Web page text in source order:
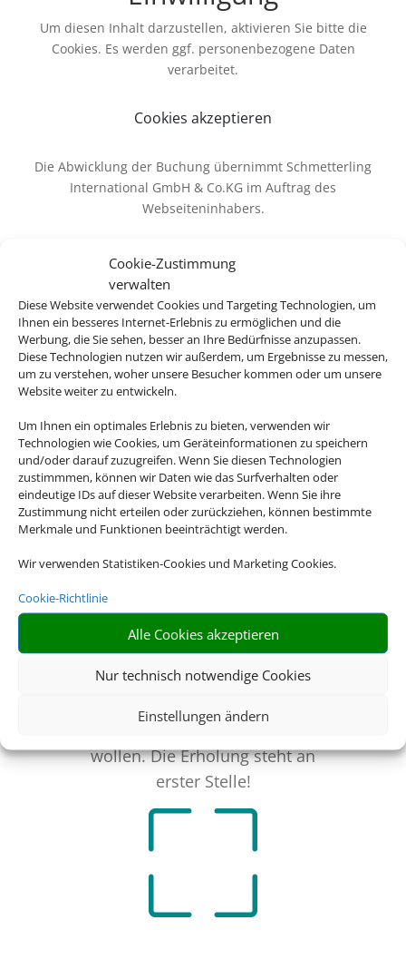
Cookie-Zustimmung
verwalten
Diese Website verwendet Cookies und Targeting Technologien, um
Ihnen ein besseres Internet-Erlebnis zu ermöglichen und die
Werbung, die Sie sehen, besser an Ihre Bedürfnisse anzupassen.
Diese Technologien nutzen wir außerdem, um Ergebnisse zu messen,
um zu verstehen, woher unsere Besucher kommen oder um unsere
Website weiter zu entwickeln.
Um Ihnen ein optimales Erlebnis zu bieten, verwenden wir
Technologien wie Cookies, um Geräteinformationen zu speichern
und/oder darauf zuzugreifen. Wenn Sie diesen Technologien
zustimmmen, können wir Daten wie das Surfverhalten oder
eindeutige IDs auf dieser Website verarbeiten. Wenn Sie ihre
Zustimmung nicht erteilen oder zurückziehen, können bestimmte
Merkmale und Funktionen beeinträchtigt werden.
Wir verwenden Statistiken-Cookies und Marketing Cookies.
Cookie-Richtlinie
Alle Cookies akzeptieren
Nur technisch notwendige Cookies
Einstellungen ändern
Um diesen Inhalt darzustellen, aktivieren Sie bitte die
Cookies. Es werden ggf. personenbezogene Daten
verarbeitet.
Cookies akzeptieren
Die Abwicklung der Buchung übernimmt Schmetterling
International GmbH & Co.KG im Auftrag des
Webseiteninhabers.
Günstiger Preis
Bei längeren Reisen ist ein
Feriendomizil oft wesentlich
preiswerter als ein Hotel.
Flexibilität
Tagesablauf, wie Sie es
wollen. Die Erholung steht an
erster Stelle!